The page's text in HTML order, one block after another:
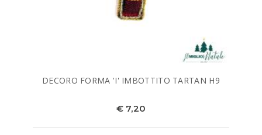
DECORO FORMA 'I' IMBOTTITO TARTAN H9
€ 7,20